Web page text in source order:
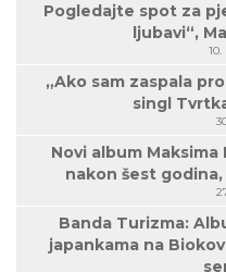
Pogledajte spot za
ljubavi“,
10.
„Ako sam zaspala
singl
Novi album
nakon šest
Banda Turizma:
japankama na